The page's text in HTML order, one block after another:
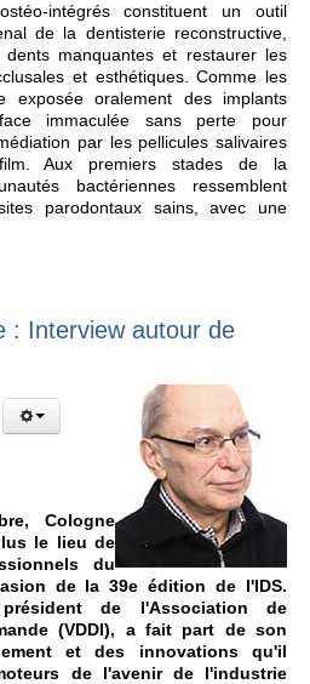
intégrés constituent un outil
de la dentisterie reconstructive,
manquantes et restaurer les
et esthétiques. Comme les
exposée oralement des implants
immaculée sans perte pour
par les pellicules salivaires
Aux premiers stades de la
bactériennes ressemblent
parodontaux sains, avec une
: Interview autour de
Cologne
le lieu de
du
de la 39e édition de l'IDS.
de l'Association de
(VDDI), a fait part de son
et des innovations qu'il
de l'avenir de l'industrie